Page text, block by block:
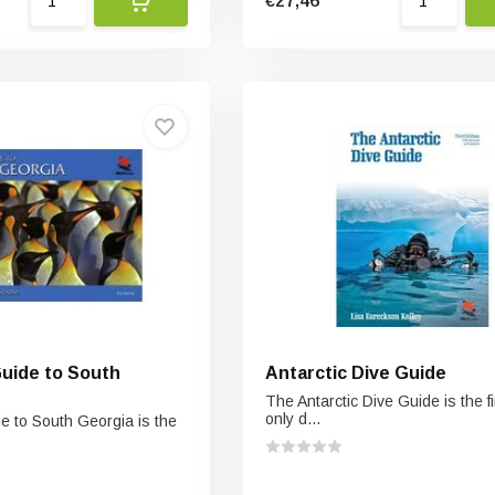
to South
to South Georgia is the
Antarctic Dive Guide
The Antarctic Dive Guide is the
only d...